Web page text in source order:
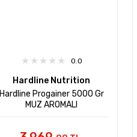
0.0
Hardline Nutrition
Hardline Progainer 5000 Gr
MUZ AROMALI